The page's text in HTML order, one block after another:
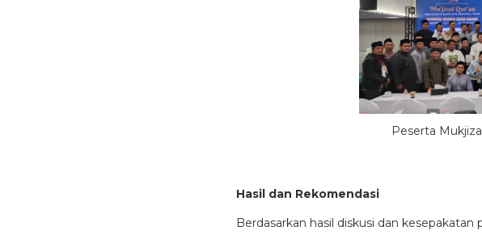
Peserta
Hasil dan Rekomendasi
Berdasarkan hasil diskusi dan kesepakatan